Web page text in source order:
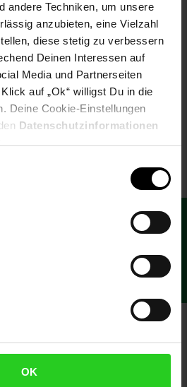
andere Techniken, um unsere
anzubieten, eine Vielzahl
diese stetig zu verbessern
Deinen Interessen auf
Media und Partnerseiten
auf „Ok“ willigst Du in die
Deine Cookie-Einstellungen
Datenschutzinformationen
OK
95€ Sternchen
und
15€**
Gutschein